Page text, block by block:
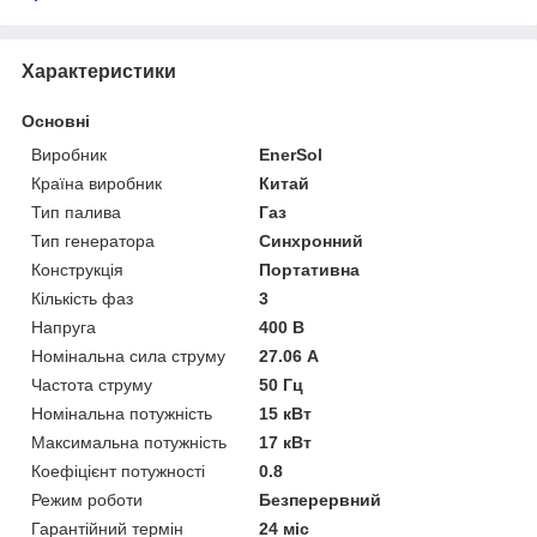
Характеристики
Основні
Виробник
EnerSol
Країна виробник
Китай
Тип палива
Газ
Тип генератора
Синхронний
Конструкція
Портативна
Кількість фаз
3
Напруга
400 В
Номінальна сила струму
27.06 А
Частота струму
50 Гц
Номінальна потужність
15 кВт
Максимальна потужність
17 кВт
Коефіцієнт потужності
0.8
Режим роботи
Безперервний
Гарантійний термін
24 міс